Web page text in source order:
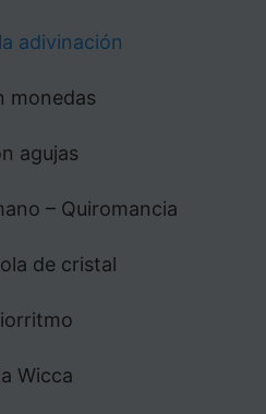
adivinación
monedas
agujas
– Quiromancia
de cristal
Wicca